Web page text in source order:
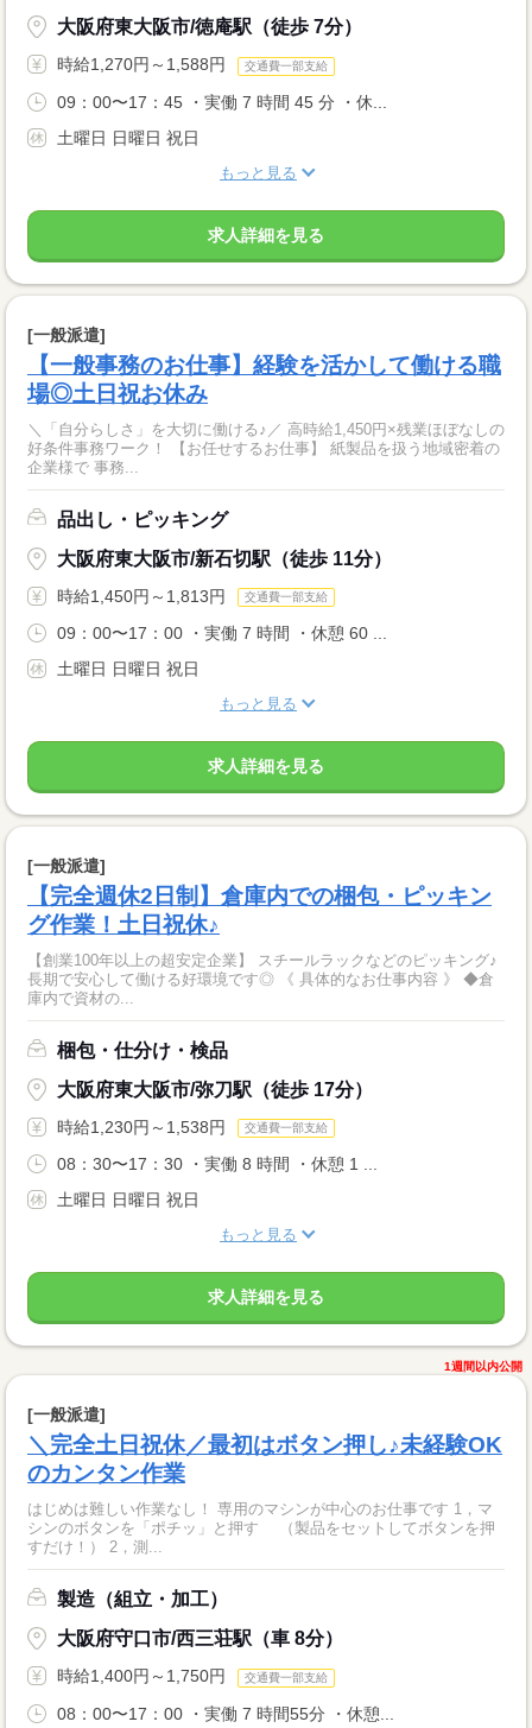
大阪府東大阪市/徳庵駅（徒歩 7分）
時給1,270円～1,588円 交通費一部支給
09：00〜17：45 ・実働 7 時間 45 分 ・休...
土曜日 日曜日 祝日
もっと見る
求人詳細を見る
[一般派遣]
【一般事務のお仕事】経験を活かして働ける職
場◎土日祝お休み
＼「自分らしさ」を大切に働ける♪／ 高時給1,450円×残業ほぼなしの
好条件事務ワーク！ 【お任せするお仕事】 紙製品を扱う地域密着の
企業様で 事務...
品出し・ピッキング
大阪府東大阪市/新石切駅（徒歩 11分）
時給1,450円～1,813円 交通費一部支給
09：00〜17：00 ・実働 7 時間 ・休憩 60 ...
土曜日 日曜日 祝日
もっと見る
求人詳細を見る
[一般派遣]
【完全週休2日制】倉庫内での梱包・ピッキン
グ作業！土日祝休♪
【創業100年以上の超安定企業】 スチールラックなどのピッキング♪
長期で安心して働ける好環境です◎ 《 具体的なお仕事内容 》 ◆倉
庫内で資材の...
梱包・仕分け・検品
大阪府東大阪市/弥刀駅（徒歩 17分）
時給1,230円～1,538円 交通費一部支給
08：30〜17：30 ・実働 8 時間 ・休憩 1 ...
土曜日 日曜日 祝日
もっと見る
求人詳細を見る
1週間以内公開
[一般派遣]
＼完全土日祝休／最初はボタン押し♪未経験OK
のカンタン作業
はじめは難しい作業なし！ 専用のマシンが中心のお仕事です 1，マ
シンのボタンを「ポチッ」と押す （製品をセットしてボタンを押
すだけ！） 2，測...
製造（組立・加工）
大阪府守口市/西三荘駅（車 8分）
時給1,400円～1,750円 交通費一部支給
08：00〜17：00 ・実働 7 時間55分 ・休憩...